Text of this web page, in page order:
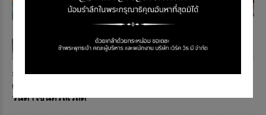
สายกินฟินเวอร์ บุฟเฟ่ต์อาหารนานาชาติมื้อเย็นวันพฤหัสบดี, วัน
ศุกร์ และวันเสาร์ ณ ห้องอาหารเวนติซี โรงแรมเซ็นทาราแก
รนด์ฯ เซ็นทรัลเวิลด์